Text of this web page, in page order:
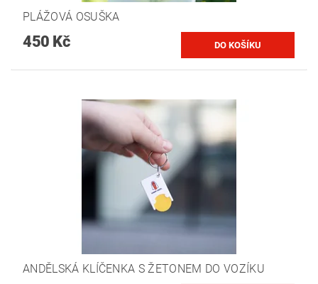
PLÁŽOVÁ OSUŠKA
450 Kč
ANDĚLSKÁ KLÍČENKA S ŽETONEM DO VOZÍKU